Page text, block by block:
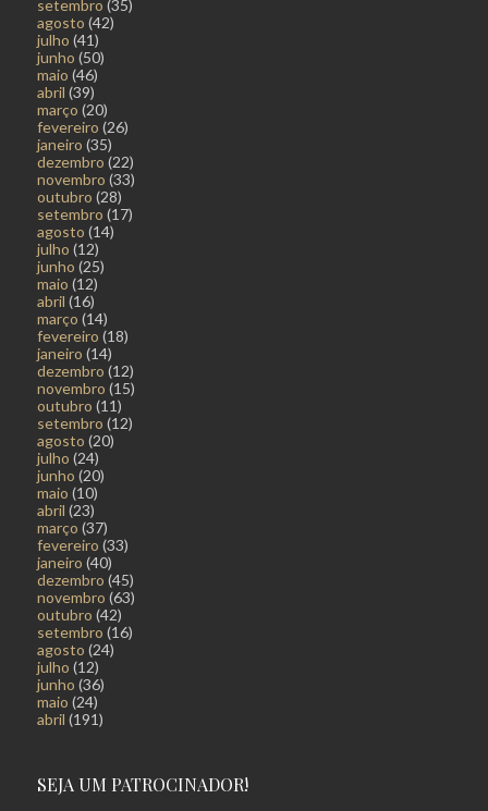
setembro (35)
agosto (42)
julho (41)
junho (50)
maio (46)
abril (39)
março (20)
fevereiro (26)
janeiro (35)
dezembro (22)
novembro (33)
outubro (28)
setembro (17)
agosto (14)
julho (12)
junho (25)
maio (12)
abril (16)
março (14)
fevereiro (18)
janeiro (14)
dezembro (12)
novembro (15)
outubro (11)
setembro (12)
agosto (20)
julho (24)
junho (20)
maio (10)
abril (23)
março (37)
fevereiro (33)
janeiro (40)
dezembro (45)
novembro (63)
outubro (42)
setembro (16)
agosto (24)
julho (12)
junho (36)
maio (24)
abril (191)
SEJA UM PATROCINADOR!